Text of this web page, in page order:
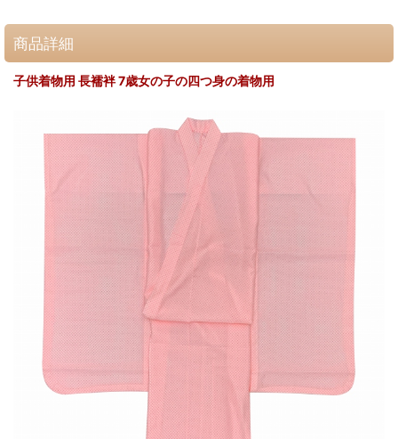
商品詳細
子供着物用 長襦袢 7歳女の子の四つ身の着物用